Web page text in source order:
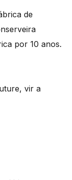
de
por 10 anos.
vir a